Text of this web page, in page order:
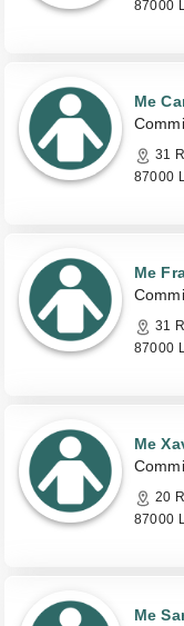
87000
Me
31
87000
Me
31
87000
Me
20
87000
Me